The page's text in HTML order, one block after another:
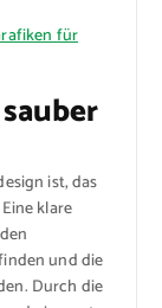
für
ist, das
klare
und die
Durch die